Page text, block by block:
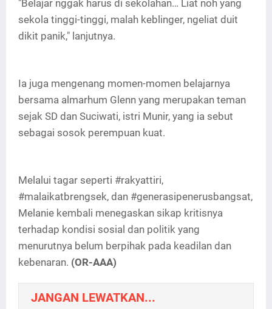
"Belajar nggak harus di sekolahan… Liat noh yang
sekola tinggi-tinggi, malah keblinger, ngeliat duit
dikit panik," lanjutnya.
Ia juga mengenang momen-momen belajarnya
bersama almarhum Glenn yang merupakan teman
sejak SD dan Suciwati, istri Munir, yang ia sebut
sebagai sosok perempuan kuat.
Melalui tagar seperti #rakyattiri,
#malaikatbrengsek, dan #generasipenerusbangsat,
Melanie kembali menegaskan sikap kritisnya
terhadap kondisi sosial dan politik yang
menurutnya belum berpihak pada keadilan dan
kebenaran. (OR-AAA)
JANGAN LEWATKAN...